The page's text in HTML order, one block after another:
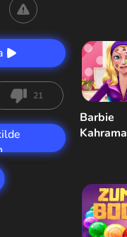
21
Barbie